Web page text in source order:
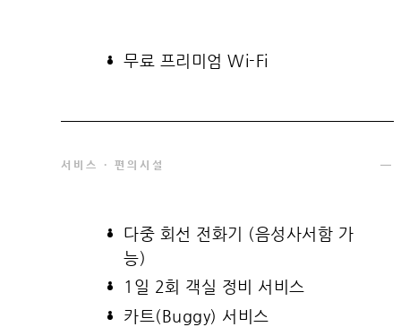
무료 프리미엄 Wi-Fi
서비스 · 편의시설
다중 회선 전화기 (음성사서함 가
능)
1일 2회 객실 정비 서비스
카트(Buggy) 서비스